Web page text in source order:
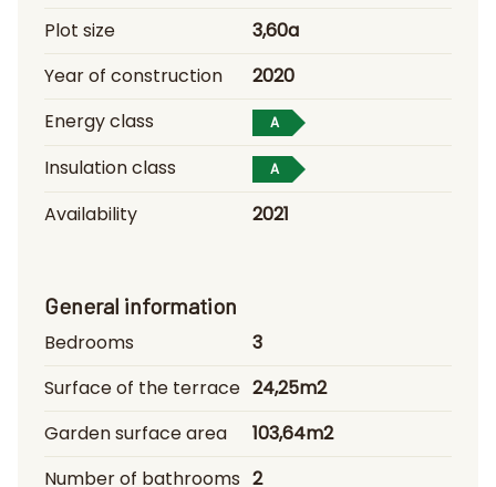
Plot size
3,60a
Year of construction
2020
Energy class
A
Insulation class A
Availability 2021
General information
Bedrooms
3
Surface of the terrace 24,25m2
Garden surface area
103,64m2
Number of bathrooms 2